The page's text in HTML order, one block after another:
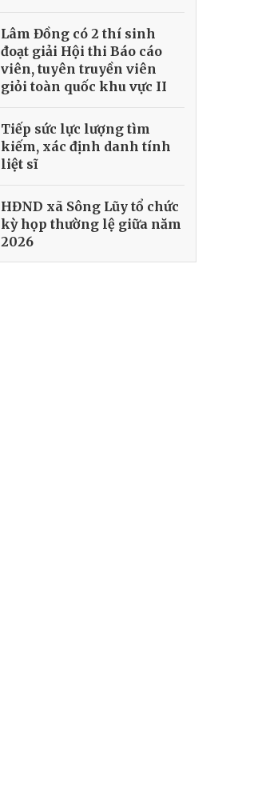
Lâm Đồng có 2 thí sinh
đoạt giải Hội thi Báo cáo
viên, tuyên truyền viên
giỏi toàn quốc khu vực II
Tiếp sức lực lượng tìm
kiếm, xác định danh tính
liệt sĩ
HĐND xã Sông Lũy tổ chức
kỳ họp thường lệ giữa năm
2026